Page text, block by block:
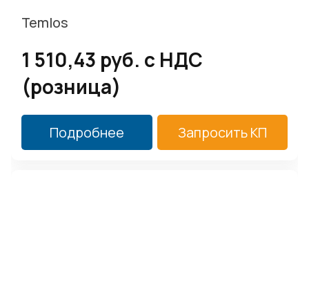
Temlos
1 510,43 руб. c НДС
(розница)
Подробнее Запросить КП